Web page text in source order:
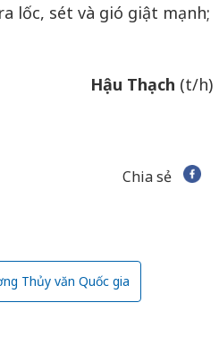
lốc, sét và gió giật mạnh;
Hậu Thạch (t/h)
Chia sẻ
Thủy văn Quốc gia